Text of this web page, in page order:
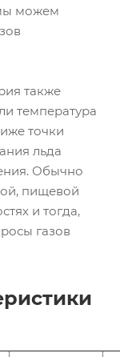
можем
также
температура
точки
льда
Обычно
пищевой
и тогда,
газов